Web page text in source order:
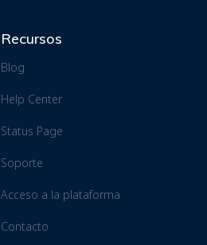
Recursos
Blog
Help Center
Status Page
Soporte
Acceso a la plataforma
Contacto